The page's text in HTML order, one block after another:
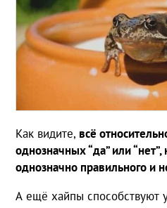
Как видите, всё
однозначных “да” или
однозначно правильного и
А ещё хайпы способствуют